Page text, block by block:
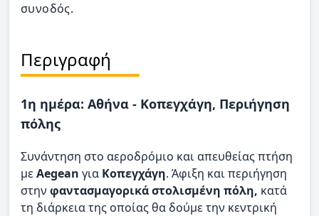
συνοδός.
Περιγραφή
1η ημέρα: Αθήνα - Κοπεγχάγη, Περιήγηση
πόλης
Συνάντηση στο αεροδρόμιο και απευθείας πτήση
μεAegean για Κοπεγχάγη. Άφιξη και περιήγηση
στην φαντασμαγορικά στολισμένη πόλη, κατά
τη διάρκεια της οποίας θα δούμε την κεντρική